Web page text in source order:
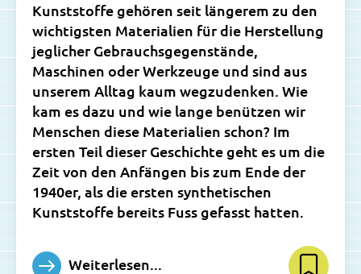
Kunststoffe gehören seit längerem zu den
wichtigsten Materialien für die Herstellung
jeglicher Gebrauchsgegenstände,
Maschinen oder Werkzeuge und sind aus
unserem Alltag kaum wegzudenken. Wie
kam es dazu und wie lange benützen wir
Menschen diese Materialien schon? Im
ersten Teil dieser Geschichte geht es um die
Zeit von den Anfängen bis zum Ende der
1940er, als die ersten synthetischen
Kunststoffe bereits Fuss gefasst hatten.
Weiterlesen...